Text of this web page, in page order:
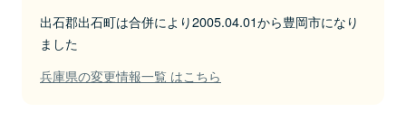
出石郡出石町は合併により2005.04.01から豊岡市になり
ました
兵庫県の変更情報一覧 はこちら